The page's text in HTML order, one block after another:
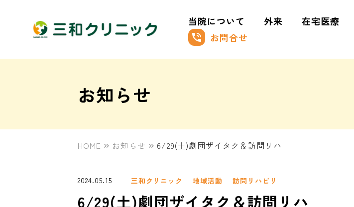
当院について 外来 在宅医療
phone_in_talk お問合せ
お知らせ
HOME お知らせ 6/29(土)劇団ザイタク＆訪問リハ
2024.05.15 三和クリニック 地域活動 訪問リハビリ
6/29(土)劇団ザイタク＆訪問リハ